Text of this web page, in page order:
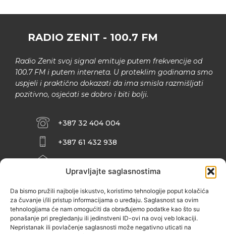
Upravljajte saglasnostima
Da bismo pružili najbolje iskustvo, koristimo tehnologije poput kolačića
za čuvanje i/ili pristup informacijama o uređaju. Saglasnost sa ovim
tehnologijama će nam omogućiti da obrađujemo podatke kao što su
ponašanje pri pregledanju ili jedinstveni ID-ovi na ovoj veb lokaciji.
Nepristanak ili povlačenje saglasnosti može negativno uticati na
RADIO ZENIT - 100.7 FM
Radio Zenit svoj signal emituje putem frekvencije od
100.7 FM i putem interneta. U proteklim godinama smo
uspjeli i praktično dokazati da ima smisla razmišljati
pozitivno, osjećati se dobro i biti bolji.
+387 32 404 004
+387 61 432 938
INFO@ZENIT.BA
ZENIČANKA, 3. SPRAT), 72000 ZENICA